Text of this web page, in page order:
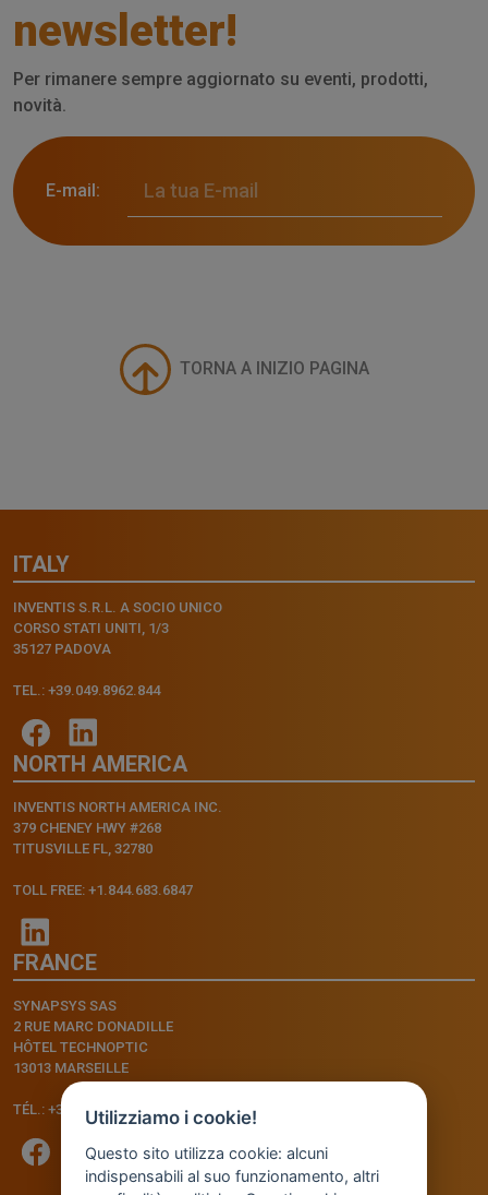
newsletter!
Per rimanere sempre aggiornato su eventi, prodotti,
novità.
E-mail:
TORNA A INIZIO PAGINA
ITALY
INVENTIS S.R.L. A SOCIO UNICO
CORSO STATI UNITI, 1/3
35127 PADOVA
TEL.: +39.049.8962.844
NORTH AMERICA
INVENTIS NORTH AMERICA INC.
379 CHENEY HWY #268
TITUSVILLE FL, 32780
TOLL FREE: +1.844.683.6847
FRANCE
SYNAPSYS SAS
2 RUE MARC DONADILLE
HÔTEL TECHNOPTIC
13013 MARSEILLE
TÉL.: +33.4.91.11.75.75Utilizziamo i cookie!
Questo sito utilizza cookie: alcuni
indispensabili al suo funzionamento, altri